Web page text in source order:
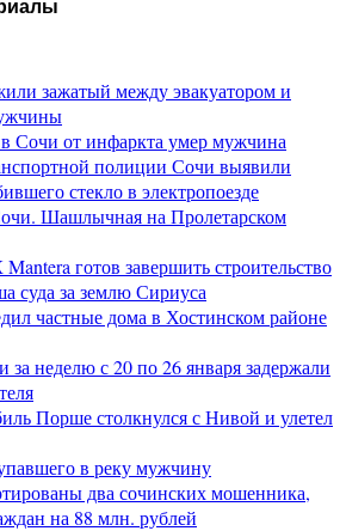
зажатый между эвакуатором и
Сочи от инфаркта умер мужчина
полиции Сочи выявили
стекло в электропоезде
Шашлычная на Пролетарском
готов завершить строительство
суда за землю Сириуса
частные дома в Хостинском районе
за неделю с 20 по 26 января задержали
Порше столкнулся с Нивой и улетел
в реку мужчину
два сочинских мошенника,
на 88 млн. рублей